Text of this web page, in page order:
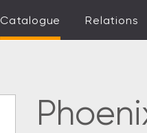
Catalogue Relations